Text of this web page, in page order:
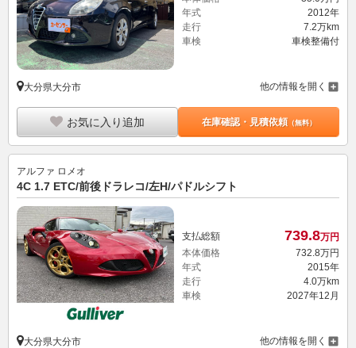
年式
2012年
走行
7.2万km
車検
車検整備付
大分県大分市 他の情報を開く
お気に入り追加 在庫確認・見積依頼（無料）
アルファ ロメオ
4C 1.7 ETC/前後ドラレコ/左H/パドルシフト
支払総額 739.8万円
本体価格
732. 8万円
年式
2015年
走行
4.0万km
車検
2027年12月
大分県大分市 他の情報を開く